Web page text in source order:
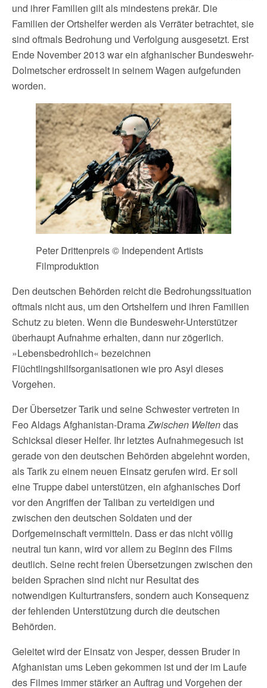
und ihrer Familien gilt als mindestens prekär. Die
Familien der Ortshelfer werden als Verräter betrachtet, sie
sind oftmals Bedrohung und Verfolgung ausgesetzt. Erst
Ende November 2013 war ein afghanischer Bundeswehr-
Dolmetscher erdrosselt in seinem Wagen aufgefunden
worden.
Peter Drittenpreis © Independent Artists
Filmproduktion
Den deutschen Behörden reicht die Bedrohungssituation
oftmals nicht aus, um den Ortshelfern und ihren Familien
Schutz zu bieten. Wenn die Bundeswehr-Unterstützer
überhaupt Aufnahme erhalten, dann nur zögerlich.
»Lebensbedrohlich« bezeichnen
Flüchtlingshilfsorganisationen wie pro Asyl dieses
Vorgehen.
Der Übersetzer Tarik und seine Schwester vertreten in
Feo Aldags Afghanistan-DramaZwischen Weltendas
Schicksal dieser Helfer. Ihr letztes Aufnahmegesuch ist
gerade von den deutschen Behörden abgelehnt worden,
als Tarik zu einem neuen Einsatz gerufen wird. Er soll
eine Truppe dabei unterstützen, ein afghanisches Dorf
vor den Angriffen der Taliban zu verteidigen und
zwischen den deutschen Soldaten und der
Dorfgemeinschaft vermitteln. Dass er das nicht völlig
neutral tun kann, wird vor allem zu Beginn des Films
deutlich. Seine recht freien Übersetzungen zwischen den
beiden Sprachen sind nicht nur Resultat des
notwendigen Kulturtransfers, sondern auch Konsequenz
der fehlenden Unterstützung durch die deutschen
Behörden.
Geleitet wird der Einsatz von Jesper, dessen Bruder in
Afghanistan ums Leben gekommen ist und der im Laufe
des Filmes immer stärker an Auftrag und Vorgehen der